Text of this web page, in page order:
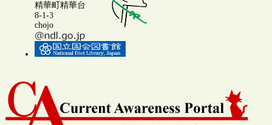
精華町精華台
8-1-3
chojo